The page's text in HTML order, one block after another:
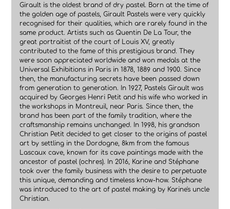
Girault is the oldest brand of dry pastel. Born at the time of
the golden age of pastels, Girault Pastels were very quickly
recognised for their qualities, which are rarely found in the
same product. Artists such as Quentin De La Tour, the
great portraitist of the court of Louis XV, greatly
contributed to the fame of this prestigious brand. They
were soon appreciated worldwide and won medals at the
Universal Exhibitions in Paris in 1878, 1889 and 1900. Since
then, the manufacturing secrets have been passed down
from generation to generation. In 1927, Pastels Girault was
acquired by Georges Henri Petit and his wife who worked in
the workshops in Montreuil, near Paris. Since then, the
brand has been part of the family tradition, where the
craftsmanship remains unchanged. In 1998, his grandson
Christian Petit decided to get closer to the origins of pastel
art by settling in the Dordogne, 8km from the famous
Lascaux cave, known for its cave paintings made with the
ancestor of pastel (ochres). In 2016, Karine and Stéphane
took over the family business with the desire to perpetuate
this unique, demanding and timeless know-how. Stéphane
was introduced to the art of pastel making by Karine's uncle
Christian.